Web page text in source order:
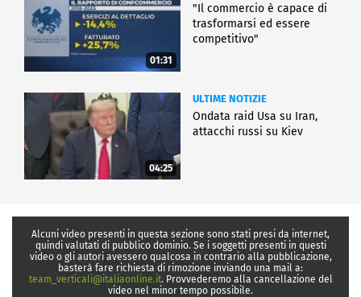
01:31
"Il commercio è capace di
trasformarsi ed essere
competitivo"
04:25
ULTIME NOTIZIE
Ondata raid Usa su Iran,
attacchi russi su Kiev
Alcuni video presenti in questa sezione sono stati presi da internet,
quindi valutati di pubblico dominio. Se i soggetti presenti in questi
video o gli autori avessero qualcosa in contrario alla pubblicazione,
basterà fare richiesta di rimozione inviando una mail a:
team_verticali@italiaonline.it. Provvederemo alla cancellazione del
video nel minor tempo possibile.